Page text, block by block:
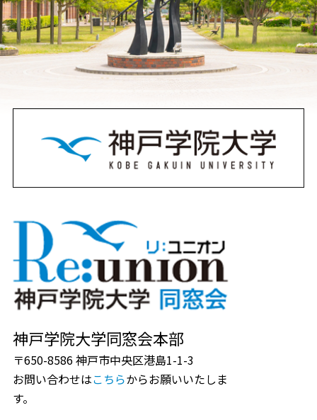
神戸学院大学同窓会本部
〒650-8586 神戸市中央区港島1-1-3
お問い合わせはこちらからお願いいたしま
す。